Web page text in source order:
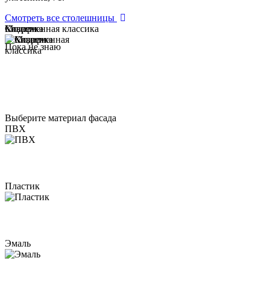
Смотреть все столешницы
Модерн
Классика
Современная классика
Пока не знаю
Выберите материал фасада
ПВХ
Пластик
Эмаль